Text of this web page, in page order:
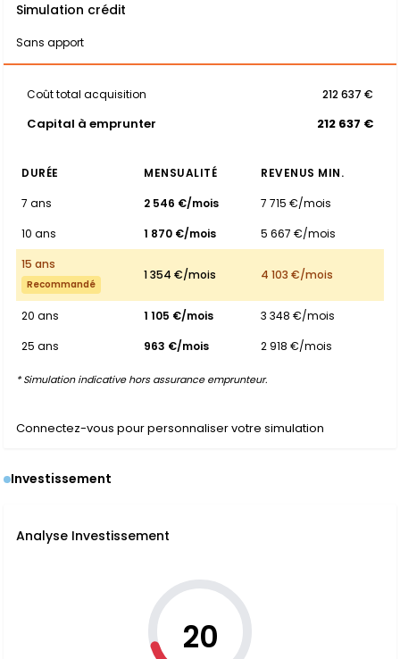
Simulation crédit
Sans apport
Coût total acquisition 212 637 €
Capital à emprunter 212 637 €
DURÉE MENSUALITÉ
REVENUS MIN.
7 ans
2 546 €/mois
7 715 €/mois
10 ans
1 870 €/mois
5 667 €/mois
15 ans
Recommandé
1 354 €/mois 4 103 €/mois
20 ans 1 105 €/mois
3 348 €/mois
25 ans
963 €/mois 2 918 €/mois
* Simulation indicative hors assurance emprunteur.
Connectez-vous pour personnaliser votre simulation
Investissement
Analyse Investissement
20